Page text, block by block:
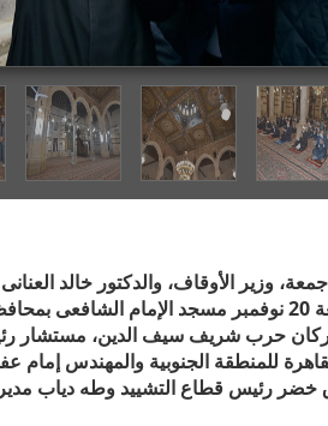
وزير الأوقاف، والدكتور خالد العنانى
حرب شريف سيف الدين، مستشار
للمنطقة الجنوبية والمهندس
رئيس قطاع التشييد وطه دياب مدير